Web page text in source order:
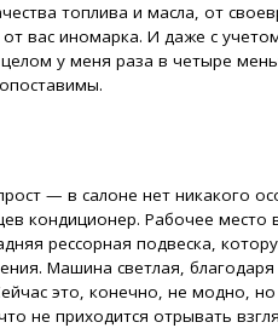
топлива и масла, от
вас иномарка. И даже с
у меня раза в четыре
— в салоне нет никакого
кондиционер. Рабочее место
рессорная подвеска,
Машина светлая,
это, конечно, не модно,
не приходится отрывать